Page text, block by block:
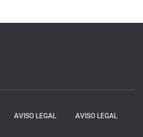
AVISO LEGAL AVISO LEGAL